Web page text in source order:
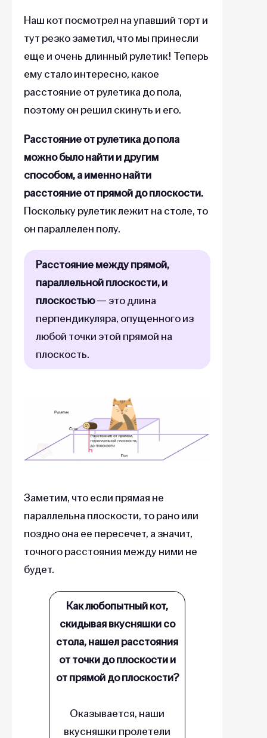
Наш кот посмотрел на упавший торт и
тут резко заметил, что мы принесли
еще и очень длинный рулетик! Теперь
ему стало интересно, какое
расстояние от рулетика до пола,
поэтому он решил скинуть и его.
Расстояние от рулетика до пола
можно было найти и другим
способом, а именно найти
расстояние от прямой до плоскости.
Поскольку рулетик лежит на столе, то
он параллелен полу.
Расстояние между прямой,
параллельной плоскости, и
плоскостью— это длина
перпендикуляра, опущенного из
любой точки этой прямой на
плоскость.
Заметим, что если прямая не
параллельна плоскости, то рано или
поздно она ее пересечет, а значит,
точного расстояния между ними не
будет.
Как любопытный кот,
скидывая вкусняшки со
стола, нашел расстояния
от точки до плоскости и
от прямой до плоскости?
Оказывается, наши
вкусняшки пролетели